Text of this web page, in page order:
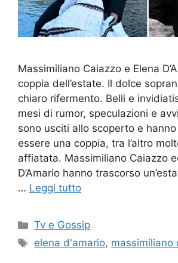
Massimiliano Caiazzo e Elena
coppia dell’estate. Il dolce
chiaro rifermento. Belli e
mesi di rumor, speculazioni e
sono usciti allo scoperto e
essere una coppia, tra l’altro
affiatata. Massimiliano Caiazzo
D’Amario hanno trascorso
… Leggi tutto
Categorie
Tv e Gossip
Tag
elena d'amario, massimiliano